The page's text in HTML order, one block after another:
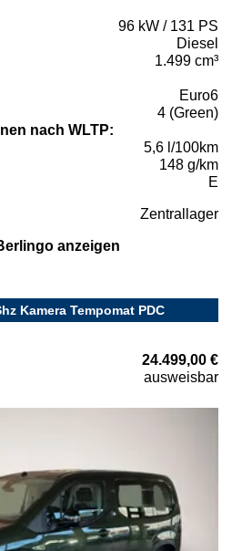
96 kW / 131 PS
Diesel
1.499 cm³
Euro6
4 (Green)
nach WLTP:
5,6 l/100km
148 g/km
E
Zentrallager
anzeigen
Kamera Tempomat PDC
24.499,00 €
ausweisbar